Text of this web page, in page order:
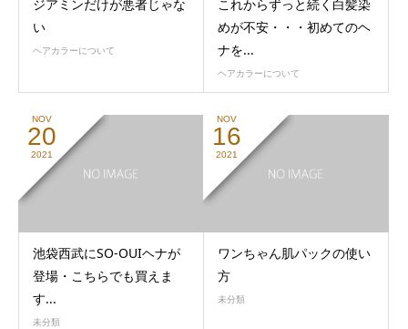
ジアミンだけが悪者じゃな
い
ヘアカラーについて
これからずっと続く白髪染
めが不安・・・初めてのヘ
ナを...
ヘアカラーについて
NOV
20
2021
池袋西武にSO-OUIヘナが
登場・こちらでも買えま
す...
未分類
NOV
16
2021
ワンちゃん肌パックの使い
方
未分類